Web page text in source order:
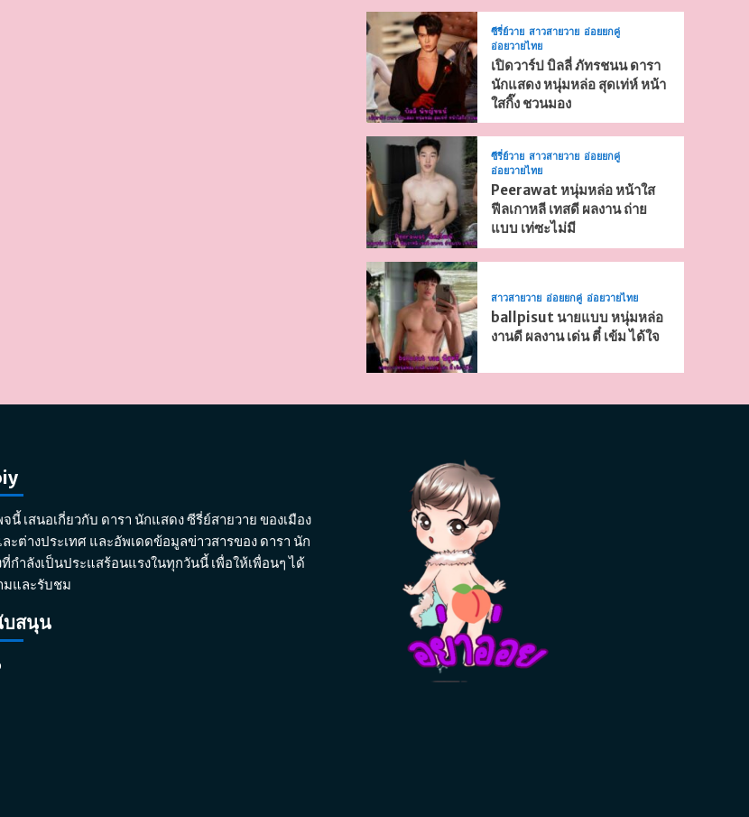
ซีรี่ย์วาย สาวสายวาย อ่อยยกคู่
อ่อยวายไทย
เปิดวาร์ป บิลลี่ ภัทรชนน ดารา
นักแสดง หนุ่มหล่อ สุดเท่ห์ หน้า
ใสกิ๊ง ชวนมอง
ซีรี่ย์วาย สาวสายวาย อ่อยยกคู่
อ่อยวายไทย
Peerawat หนุ่มหล่อ หน้าใส
ฟีลเกาหลี เทสดี ผลงาน ถ่าย
แบบ เท่ซะไม่มี
สาวสายวาย อ่อยยกคู่ อ่อยวายไทย
ballpisut นายแบบ หนุ่มหล่อ
งานดี ผลงาน เด่น ตี๋ เข้ม ได้ใจ
จนี้ เสนอเกี่ยวกับ ดารา นักแสดง ซีรี่ย์สายวาย ของเมือง
ะต่างประเทศ และอัพเดดข้อมูลข่าวสารของ ดารา นัก
กำลังเป็นประแสร้อนแรงในทุกวันนี้ เพื่อให้เพื่อนๆ ได้
มและรับชม
บสนุน